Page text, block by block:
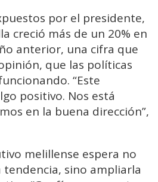
por el presidente,
creció más de un 20% en
anterior, una cifra que
que las políticas
“Este
positivo. Nos está
en la buena dirección”,
melillense espera no
sino ampliarla